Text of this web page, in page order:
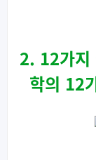
2. 12가지
학의 12